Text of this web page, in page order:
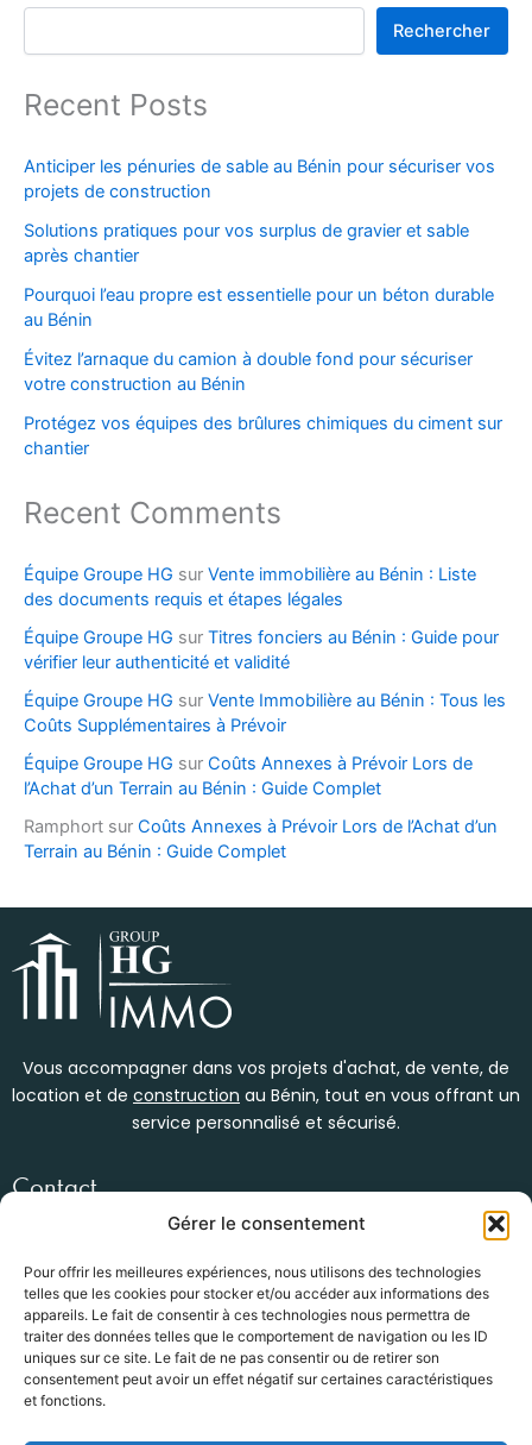
Gérer le consentement
Pour offrir les meilleures expériences, nous utilisons des technologies
telles que les cookies pour stocker et/ou accéder aux informations des
appareils. Le fait de consentir à ces technologies nous permettra de
traiter des données telles que le comportement de navigation ou les ID
uniques sur ce site. Le fait de ne pas consentir ou de retirer son
consentement peut avoir un effet négatif sur certaines caractéristiques
et fonctions.
Rechercher
Recent Posts
Anticiper les pénuries de sable au Bénin pour sécuriser vos
projets de construction
Solutions pratiques pour vos surplus de gravier et sable
après chantier
Pourquoi l’eau propre est essentielle pour un béton durable
au Bénin
Évitez l’arnaque du camion à double fond pour sécuriser
votre construction au Bénin
Protégez vos équipes des brûlures chimiques du ciment sur
chantier
Recent Comments
Équipe Groupe HG sur Vente immobilière au Bénin : Liste
des documents requis et étapes légales
Équipe Groupe HG sur Titres fonciers au Bénin : Guide pour
vérifier leur authenticité et validité
Équipe Groupe HG sur Vente Immobilière au Bénin : Tous les
Coûts Supplémentaires à Prévoir
Équipe Groupe HG sur Coûts Annexes à Prévoir Lors de
l’Achat d’un Terrain au Bénin : Guide Complet
Ramphort sur Coûts Annexes à Prévoir Lors de l’Achat d’un
Terrain au Bénin : Guide Complet
Vous accompagner dans vos projets d'achat, de vente, de
location et de construction au Bénin, tout en vous offrant un
service personnalisé et sécurisé.
Contact
Womey, en face du bar kébao
info@groupe-hg.com
Nos services
Location Immobilière
Vente / Achat
BTP